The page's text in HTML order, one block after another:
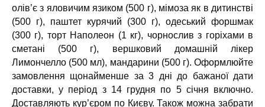
олів’є з яловичим язиком (500 г), мімоза як в дитинстві
(500 г), паштет курячий (300 г), одеський форшмак
(300 г), торт Наполеон (1 кг), чорнослив з горіхами в
сметані (500 г), вершковий домашній лікер
Лимончелло (500 мл), мандарини (500 г). Оформлюйте
замовлення щонайменше за 3 дні до бажаної дати
доставки, у період з 14 грудня по 5 січня включно.
Доставляють кур’єром по Києву. Також можна забрати